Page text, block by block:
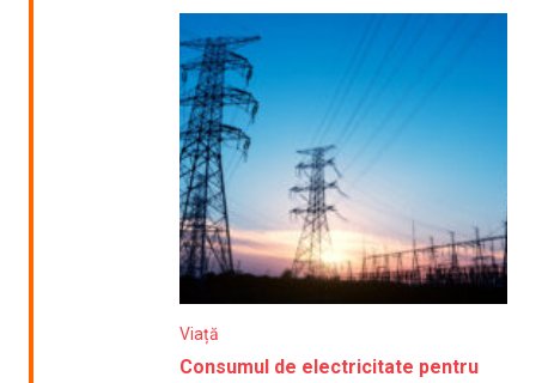
Viață
Consumul de electricitate pentru